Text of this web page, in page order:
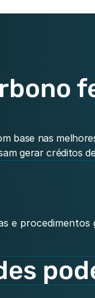
base nas
gerar créditos
e